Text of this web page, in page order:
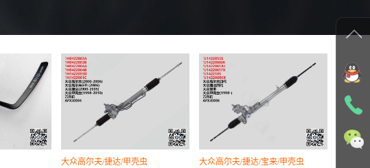
大众高尔夫/捷达/甲壳虫
大众高尔夫/捷达/宝来/甲壳虫